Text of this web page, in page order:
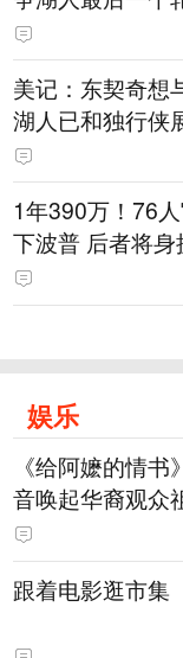
美记：东契奇想
湖人已和独行侠
1年390万！76
下波普 后者将
娱乐
《给阿嬷的情
音唤起华裔观众
跟着电影逛市集